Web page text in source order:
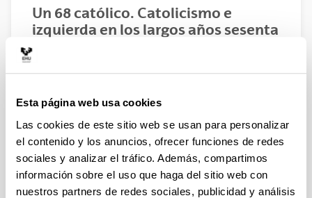
Esta página web usa cookies
Las cookies de este sitio web se usan para personalizar
el contenido y los anuncios, ofrecer funciones de redes
sociales y analizar el tráfico. Además, compartimos
información sobre el uso que haga del sitio web con
nuestros partners de redes sociales, publicidad y análisis
Un 68 católico. Catolicismo e
izquierda en los largos años sesenta
Joseba Louzao Villar